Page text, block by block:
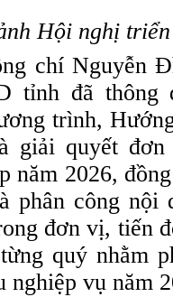
Hội nghị
chí Nguyễn
tỉnh đã thông
trình,
giải quyết
năm 2026,
phân công nội
đơn vị, tiến
quý nhằm
nghiệp vụ năm